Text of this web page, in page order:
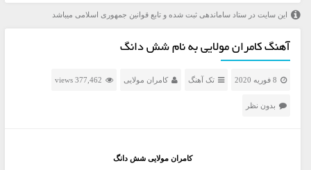
این سایت در ستاد ساماندهی ثبت شده و تابع قوانین جمهوری اسلامی میباشد
آهنگ کامران مولایی به نام شش دانگ
8 فوریه 2020 تک آهنگ کامران مولایی 377,462 views
بدون نظر
کامران مولایی شش دانگ